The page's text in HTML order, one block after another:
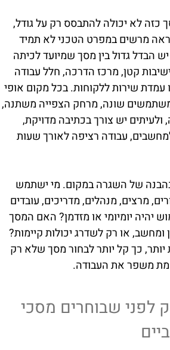
כזה לא יכולה להתבסס רק על גודל,
מרשים במפרט הטכני לא תמיד
הבדל גדול בין מסך שמיועד לכיתה
קטן, מרכז הדרכה, חלל עבודה
עמדת שירות ללקוחות. בכל מקום אופי
שונה, מרחק הצפייה משתנה,
יש צורך בכתיבה מדויקת,
עבודה רציפה לאורך שעות
של השגרה במקום. מי ישתמש
מרצים, מנהלים, מדריכים, עובדים
יהיה יומיומי או מזדמן? האם המסך
ומחשב, או רק לשדרג יכולות קיימות?
כך קל יותר לבחור מסך שלא רק
משפר את העבודה.
לפני שבוחרים מסכי